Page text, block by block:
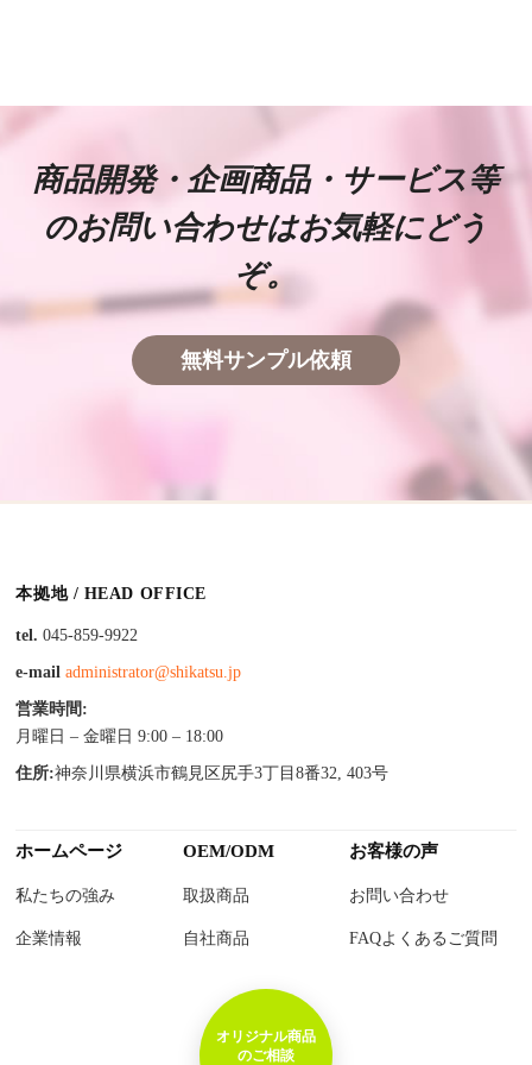
商品開発・企画商品・サービス等
のお問い合わせはお気軽にどう
ぞ。
無料サンプル依頼
本拠地 / HEAD OFFICE
tel. 045-859-9922
e-mail administrator@shikatsu.jp
営業時間:
月曜日 – 金曜日 9:00 – 18:00
住所:神奈川県横浜市鶴見区尻手3丁目8番32, 403号
ホームページ
私たちの強み
企業情報
OEM/ODM
取扱商品
自社商品
お客様の声
お問い合わせ
FAQよくあるご質問
オリジナル商品
のご相談